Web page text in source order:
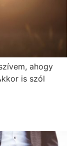
ahogy
is szól